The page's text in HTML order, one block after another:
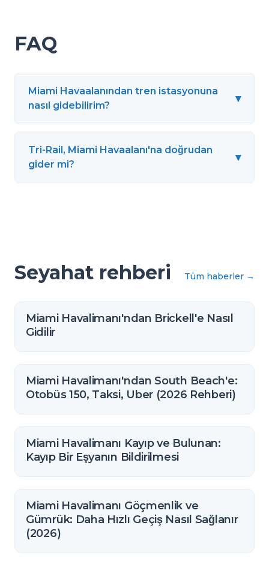
FAQ
Miami Havaalanından tren istasyonuna
nasıl gidebilirim?
▾
Tri-Rail, Miami Havaalanı'na doğrudan
gider mi?
▾
Seyahat rehberi Tüm haberler →
Miami Havalimanı'ndan Brickell'e Nasıl
Gidilir
Miami Havalimanı'ndan South Beach'e:
Otobüs 150, Taksi, Uber (2026 Rehberi)
Miami Havalimanı Kayıp ve Bulunan:
Kayıp Bir Eşyanın Bildirilmesi
Miami Havalimanı Göçmenlik ve
Gümrük: Daha Hızlı Geçiş Nasıl Sağlanır
(2026)